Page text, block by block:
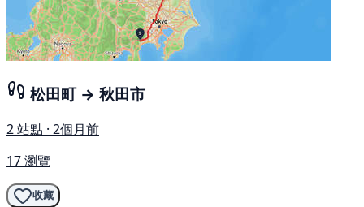
松田町 → 秋田市
2 站點 · 2個月前
17 瀏覽
收藏